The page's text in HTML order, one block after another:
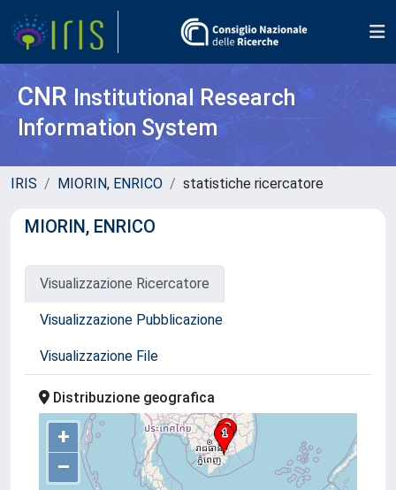
CNR Institutional Research
Information System
IRIS MIORIN, ENRICO statistiche ricercatore
MIORIN, ENRICO
Visualizzazione Ricercatore
Visualizzazione Pubblicazione
Visualizzazione File
Distribuzione geografica
+
–